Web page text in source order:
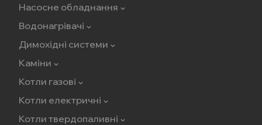
Насосне обладнання
Водонагрівачі
Димохідні системи
Каміни
Котли газові
Котли електричні
Котли твердопаливні